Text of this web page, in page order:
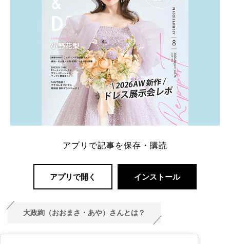
アプリで記事を保存・購読
アプリで開く インストール
大政絢（おおまさ・あや）さんとは？